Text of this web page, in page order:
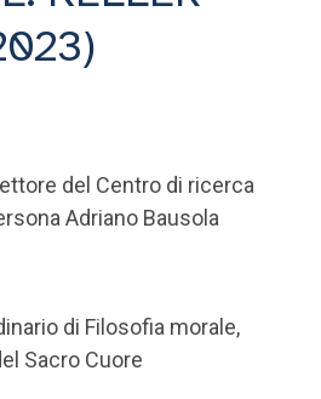
del Centro di ricerca
Adriano Bausola
di Filosofia morale,
Sacro Cuore